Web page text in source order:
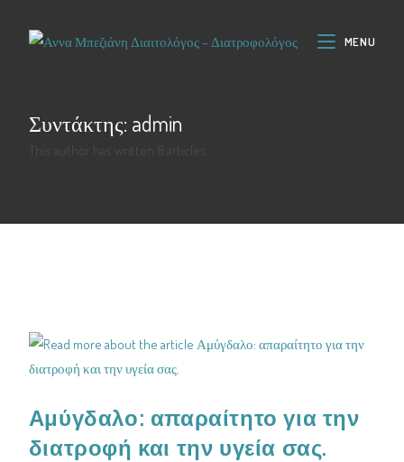
MENU
Συντάκτης: admin
Αμύγδαλο: απαραίτητο για την
διατροφή και την υγεία σας.